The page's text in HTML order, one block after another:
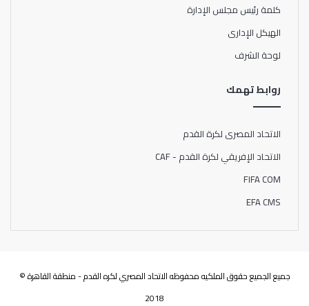
كلمة رئيس مجلس الإدارة
الهيكل الإدارى
لوحة الشرف
روابط تهمك
الاتحاد المصرى لكرة القدم
الاتحاد الإفريقي لكرة القدم - CAF
FIFA COM
EFA CMS
جميع الجميع حقوق الملكيه محفوظه الاتحاد المصري لكره القدم - منطقة القاهرة ©
2018